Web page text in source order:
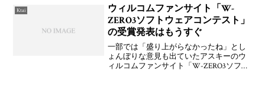
しています。今回明らかになった不具合
は，「
Ktai
ウィルコムファンサイト「W-
ZERO3ソフトウェアコンテスト」
の受賞発表はもうすぐ
一部では「盛り上がらなかったね」とし
ょんぼりな意見も出ていたアスキーのウ
ィルコムファンサイト「W-ZERO3ソフト